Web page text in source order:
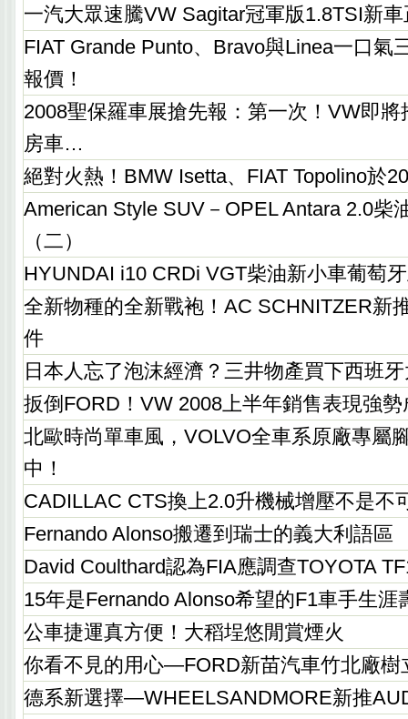
一汽大眾速騰VW Sagitar冠軍版1.8TSI新
FIAT Grande Punto、Bravo與Linea一口氣
報價！
2008聖保羅車展搶先報：第一次！VW即
房車…
絕對火熱！BMW Isetta、FIAT Topolino於
American Style SUV－OPEL Antara 2.0柴
（二）
HYUNDAI i10 CRDi VGT柴油新小車葡萄
全新物種的全新戰袍！AC SCHNITZER新
件
日本人忘了泡沫經濟？三井物產買下西班
扳倒FORD！VW 2008上半年銷售表現強勢
北歐時尚單車風，VOLVO全車系原廠專屬
中！
CADILLAC CTS換上2.0升機械增壓不是不
Fernando Alonso搬遷到瑞士的義大利語區
David Coulthard認為FIA應調查TOYOTA
15年是Fernando Alonso希望的F1車手生涯
公車捷運真方便！大稻埕悠閒賞煙火
你看不見的用心—FORD新苗汽車竹北廠樹
德系新選擇—WHEELSANDMORE新推